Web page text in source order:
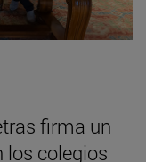
firma un
los colegios